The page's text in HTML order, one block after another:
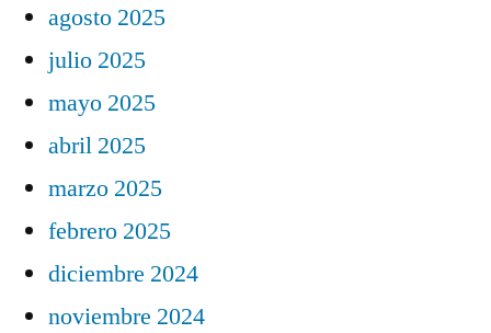
agosto 2025
julio 2025
mayo 2025
abril 2025
marzo 2025
febrero 2025
diciembre 2024
noviembre 2024